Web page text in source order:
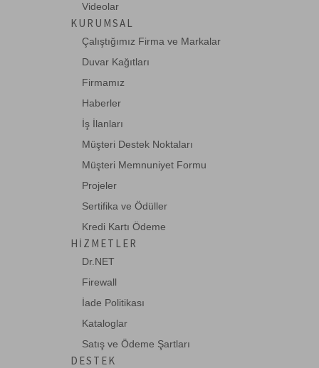
Haikon
HIKVISION
Huawei
Intracom
Legrand
Leviton
Lindy
Mean Well
Mustech
Netgear
Planet
QuWireless
Videolar
KURUMSAL
Çalıştığımız Firma ve Markalar
Duvar Kağıtları
Firmamız
Haberler
İş İlanları
Müşteri Destek Noktaları
Müşteri Memnuniyet Formu
Projeler
Sertifika ve Ödüller
Kredi Kartı Ödeme
HIZMETLER
Dr.NET
Firewall
İade Politikası
Kataloglar
Satış ve Ödeme Şartları
DESTEK